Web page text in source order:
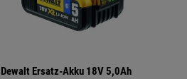
Dewalt Ersatz-Akku 18V 5,0Ah